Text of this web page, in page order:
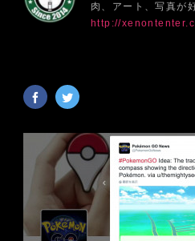
肉、アート、写真が
http://